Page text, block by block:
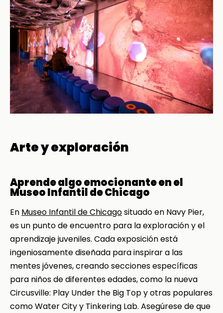
Arte y exploración
Aprende algo emocionante en el
Museo Infantil de Chicago
En Museo Infantil de Chicagosituado en Navy Pier,
es un punto de encuentro para la exploración y el
aprendizaje juveniles. Cada exposición está
ingeniosamente diseñada para inspirar a las
mentes jóvenes, creando secciones específicas
para niños de diferentes edades, como la nueva
Circusville: Play Under the Big Top y otras populares
como Water City y Tinkering Lab. Asegúrese de que